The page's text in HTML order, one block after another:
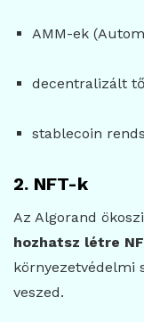
AMM-ek
decentralizált
stablecoin
2. NFT-k
Az Algorand
hozhatsz létre
környezetvédelmi
veszed.